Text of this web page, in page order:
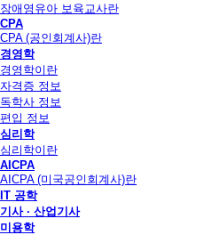
장애영유아 보육교사란
CPA
CPA (공인회계사)란
경영학
경영학이란
자격증 정보
독학사 정보
편입 정보
심리학
심리학이란
AICPA
AICPA (미국공인회계사)란
IT 공학
기사 · 산업기사
미용학